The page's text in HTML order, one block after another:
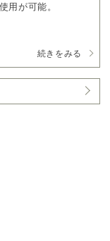
用が可能。
ルをミスト状にし
します。
ィスなど、空間を
階から選べ、シー
続きをみる